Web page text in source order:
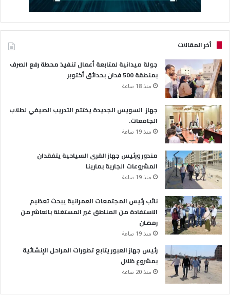
أخر المقالات
جولة ميدانية لمتابعة أعمال تنفيذ محطة رفع الصرف
بمنطقة 500 فدان بحدائق أكتوبر
منذ 18 ساعة
جهاز السويس الجديدة يختتم التدريب الصيفي لطلاب
الجامعات.
منذ 19 ساعة
مندور ورئيس جهاز القرى السياحية يتفقدان
المشروعات الجارية بمارينا
منذ 19 ساعة
نائب رئيس المجتمعات العمرانية يبحث تعظيم
الاستفادة من المناطق غير المستغلة بالعاشر من
رمضان
منذ 19 ساعة
رئيس جهاز العبور يتابع تطورات المراحل الإنشائية
بمشروع ظلال
منذ 20 ساعة